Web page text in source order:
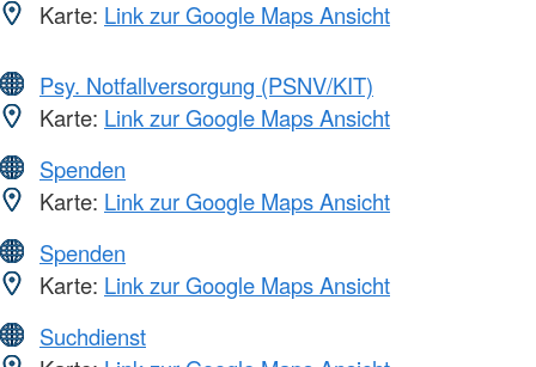
Karte: Link zur Google Maps Ansicht
Psy. Notfallversorgung (PSNV/KIT)
Karte: Link zur Google Maps Ansicht
Spenden
Karte: Link zur Google Maps Ansicht
Spenden
Karte: Link zur Google Maps Ansicht
Suchdienst